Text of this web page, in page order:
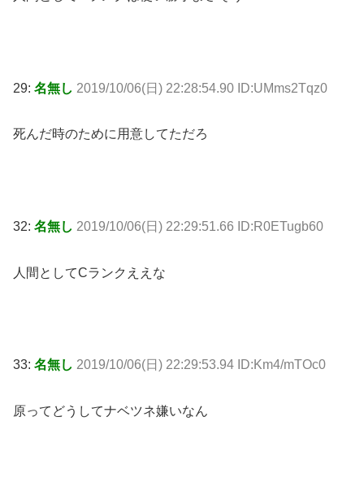
29: 名無し 2019/10/06(日) 22:28:54.90 ID:UMms2Tqz0
死んだ時のために用意してただろ
32: 名無し 2019/10/06(日) 22:29:51.66 ID:R0ETugb60
人間としてCランクええな
33: 名無し 2019/10/06(日) 22:29:53.94 ID:Km4/mTOc0
原ってどうしてナベツネ嫌いなん